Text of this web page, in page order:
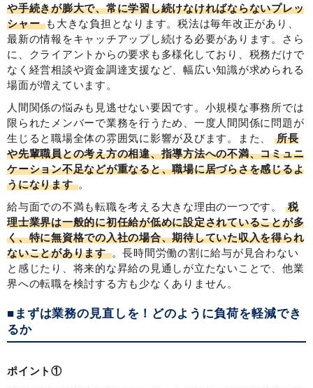
や手続きが膨大で、常に学習し続けなければならないプレッ
シャー も大きな負担となります。税法は毎年改正があり、
最新の情報をキャッチアップし続ける必要があります。さら
に、クライアントからの要求も多様化しており、税務だけで
なく経営相談や資金調達支援など、幅広い知識が求められる
場面が増えています。
人間関係の悩みも見逃せない要因です。小規模な事務所では
限られたメンバーで業務を行うため、一度人間関係に問題が
生じると職場全体の雰囲気に影響が及びます。また、
所長
や先輩職員との考え方の相違、指導方法への不満、コミュニ
ケーション不足などが重なると、職場に居づらさを感じるよ
うになります 。
給与面での不満も転職を考える大きな理由の一つです。
税
理士業界は一般的に初任給が低めに設定されていることが多
く、特に無資格での入社の場合、期待していた収入を得られ
ないことがあります。長時間労働の割に給与が見合わない
と感じたり、将来的な昇給の見通しが立たないことで、他業
界への転職を検討する方も少なくありません。
■まずは業務の見直しを！どのように負荷を軽減でき
るか
ポイント①